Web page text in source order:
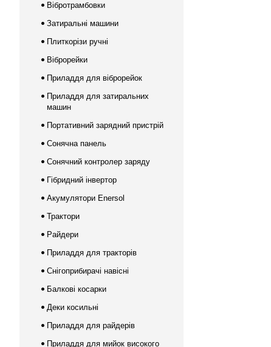
Вібротрамбовки
Затиральні машини
Плиткорізи ручні
Віброрейки
Приладдя для віброрейок
Приладдя для затиральних
машин
Портативний зарядний пристрій
Сонячна панель
Сонячний контролер заряду
Гібридний інвертор
Акумулятори Enersol
Трактори
Райдери
Приладдя для тракторів
Снігоприбирачі навісні
Балкові косарки
Деки косильні
Приладдя для райдерів
Приладдя для мийок високого